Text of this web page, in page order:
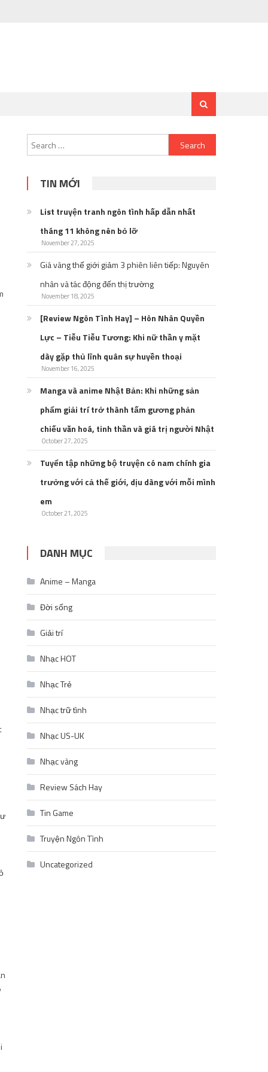
Search
for:
TIN MỚI
List truyện tranh ngôn tình hấp dẫn nhất
tháng 11 không nên bỏ lỡ
November 27, 2025
Giá vàng thế giới giảm 3 phiên liên tiếp: Nguyên
nhân và tác động đến thị trường
November 18, 2025
[Review Ngôn Tình Hay] – Hôn Nhân Quyền
Lực – Tiễu Tiễu Tương: Khi nữ thần y mặt
dày gặp thủ lĩnh quân sự huyền thoại
November 16, 2025
Manga và anime Nhật Bản: Khi những sản
phẩm giải trí trở thành tấm gương phản
chiếu văn hoá, tinh thần và giá trị người Nhật
October 27, 2025
Tuyển tập những bộ truyện có nam chính gia
trưởng với cả thế giới, dịu dàng với mỗi mình
em
October 21, 2025
DANH MỤC
Anime – Manga
Đời sống
Giải trí
Nhạc HOT
Nhạc Trẻ
Nhạc trữ tình
Nhạc US-UK
Nhạc vàng
Review Sách Hay
Tin Game
Truyện Ngôn Tình
Uncategorized